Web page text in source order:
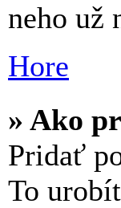
neho už
Hore
» Ako
Pridať
To